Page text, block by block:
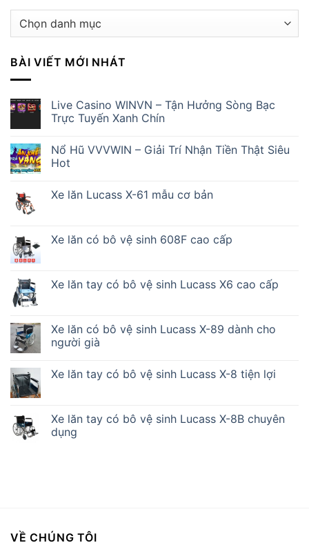
Danh
BÀI VIẾT MỚI NHÁT
Live Casino WINVN – Tận Hưởng Sòng Bạc
Trực Tuyến Xanh Chín
Nổ Hũ VVVWIN – Giải Trí Nhận Tiền Thật Siêu
Hot
Xe lăn Lucass X-61 mẫu cơ bản
Xe lăn có bô vệ sinh 608F cao cấp
Xe lăn tay có bô vệ sinh Lucass X6 cao cấp
Xe lăn có bô vệ sinh Lucass X-89 dành cho
người già
Xe lăn tay có bô vệ sinh Lucass X-8 tiện lợi
Xe lăn tay có bô vệ sinh Lucass X-8B chuyên
dụng
VỀ CHÚNG TÔI